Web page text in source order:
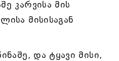
კარვისა მის
მისისაგან
და ტყავი მისი,